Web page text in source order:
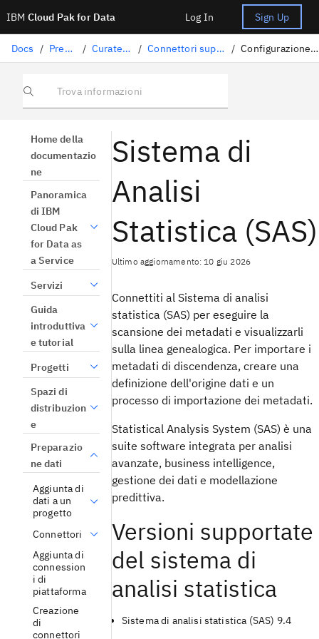
IBM Cloud Pak for Data Log In Sign Up
Docs / Preparazione dati / Curatela di dati strutturati / Connettori supportati per l'importazione della genealogia / Configurazione della linea genealogica del Sistema di analisi statistica (SAS)
Trova informazioni
Home della
documentazio
ne
Panoramica
di IBM
Cloud Pak
for Data as
a Service
Servizi
Guida
introduttiva
e tutorial
Progetti
Spazi di
distribuzion
e
Preparazio
ne dati
Aggiunta di
dati a un
progetto
Connettori
Aggiunta di
connession
i di
piattaforma
Creazione
di
connettori
Sistema di
Analisi
Statistica (SAS)
Ultimo aggiornamento: 10 giu 2026
Connettiti al Sistema di analisi
statistica (SAS) per eseguire la
scansione dei metadati e visualizzarli
sulla linea genealogica. Per importare i
metadati di discendenza, creare una
definizione dell'origine dati e un
processo di importazione dei metadati.
Statistical Analysis System (SAS) è una
suite software integrata per analisi
avanzate, business intelligence,
gestione dei dati e modellazione
predittiva.
Versioni supportate
del sistema di
analisi statistica
Sistema di analisi statistica (SAS) 9.4